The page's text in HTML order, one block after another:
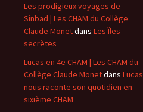
Les prodigieux voyages de
Sinbad | Les CHAM du Collège
Claude Monetdans Les Îles
secrètes
Lucas en 4e CHAM | Les CHAM du
Collège Claude Monetdans Lucas
nous raconte son quotidien en
sixième CHAM